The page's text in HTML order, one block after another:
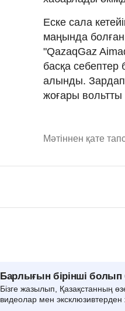
Еске сала
маңында болған
"QazaqGaz
басқа
алынды.
жоғары вольтты
Мәтіннен қате
Барлығын бірінші
Бізге жазылып, Қазақстанның
видеолар мен